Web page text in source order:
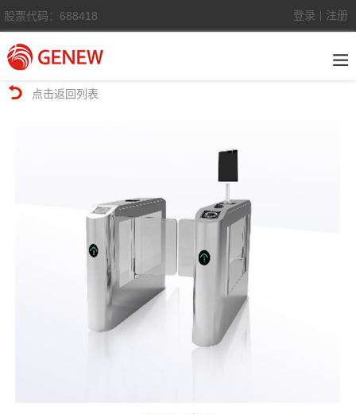
股票代码：688418 登录 注册
点击返回列表